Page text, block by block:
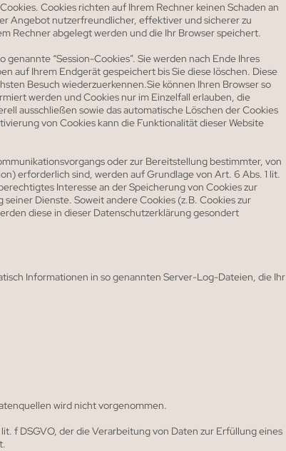
Cookies richten auf Ihrem Rechner keinen Schaden an
Angebot nutzerfreundlicher, effektiver und sicherer zu
Rechner abgelegt werden und die Ihr Browser speichert.
“Session-Cookies”. Sie werden nach Ende Ihres
auf Ihrem Endgerät gespeichert bis Sie diese löschen. Diese
Besuch wiederzuerkennen.Sie können Ihren Browser so
werden und Cookies nur im Einzelfall erlauben, die
ausschließen sowie das automatische Löschen der Cookies
von Cookies kann die Funktionalität dieser Website
oder zur Bereitstellung bestimmter, von
erforderlich sind, werden auf Grundlage von Art. 6 Abs. 1 lit.
Interesse an der Speicherung von Cookies zur
Dienste. Soweit andere Cookies (z.B. Cookies zur
diese in dieser Datenschutzerklärung gesondert
Informationen in so genannten Server-Log-Dateien, die Ihr
wird nicht vorgenommen.
f DSGVO, der die Verarbeitung von Daten zur Erfüllung eines